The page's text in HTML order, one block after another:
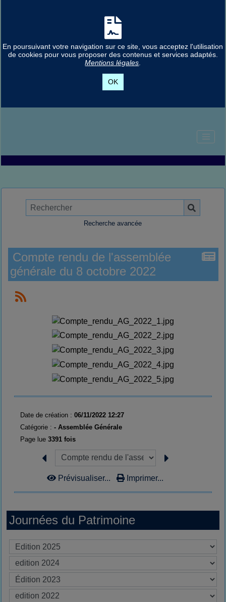
En poursuivant votre navigation sur ce site, vous acceptez l'utilisation
de cookies pour vous proposer des contenus et services adaptés.
Mentions légales
OK
Journées du Patrimoine
Recherche avancée
Compte rendu de l'assemblée
générale du 8 octobre 2022
Date de création :06/11/2022 12:27
Catégorie :-Assemblée Générale
Page lue3391 fois
Prévisualiser... Imprimer...